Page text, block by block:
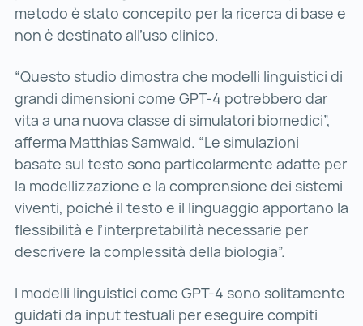
metodo è stato concepito per la ricerca di base e
non è destinato all’uso clinico.
“Questo studio dimostra che modelli linguistici di
grandi dimensioni come GPT-4 potrebbero dar
vita a una nuova classe di simulatori biomedici”,
afferma Matthias Samwald. “Le simulazioni
basate sul testo sono particolarmente adatte per
la modellizzazione e la comprensione dei sistemi
viventi, poiché il testo e il linguaggio apportano la
flessibilità e l’interpretabilità necessarie per
descrivere la complessità della biologia”.
I modelli linguistici come GPT-4 sono solitamente
guidati da input testuali per eseguire compiti